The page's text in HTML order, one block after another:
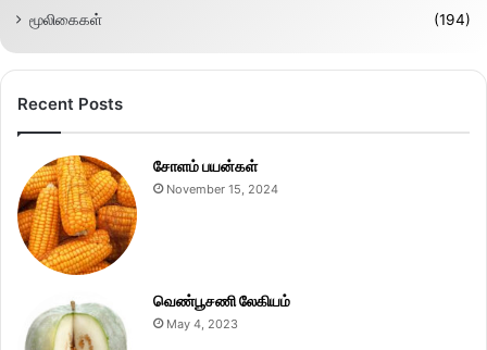
மூலிகைகள் (194)
Recent Posts
சோளம் பயன்கள்
November 15, 2024
வெண்பூசணி லேகியம்
May 4, 2023